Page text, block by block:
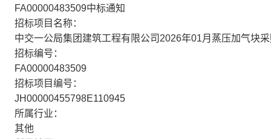
FA00000483509中标通知
招标项目名称：
中交一公局集团建筑工程有限公司2026年01月蒸压加气块
招标编号：
FA00000483509
招标项目编号：
JH00000455798E110945
所属行业：
其他